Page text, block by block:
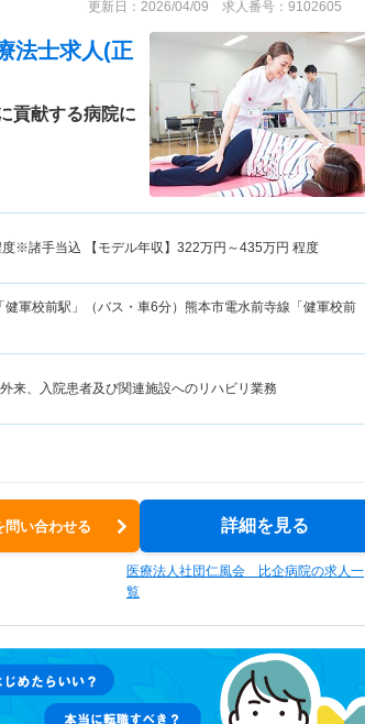
更新日：2026/04/09 求人番号：9102605
法士求人(正
貢献する病院に
※諸手当込 【モデル年収】 322万円～435万円 程度
健軍校前駅」（バス・車6分）熊本市電水前寺線「健軍校前
来、入院患者及び関連施設へのリハビリ業務
問い合わせる 詳細を見る
医療法人社団仁風会 比企病院の求人一
覧